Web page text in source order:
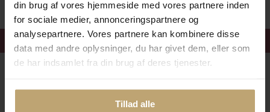
din brug af vores hjemmeside med vores partnere inden
for sociale medier, annonceringspartnere og
analysepartnere. Vores partnere kan kombinere disse
data med andre oplysninger, du har givet dem, eller som
de har indsamlet fra din brug af deres tjenester.
Tillad alle
Få 15% velkomstrabat
Læs mere her